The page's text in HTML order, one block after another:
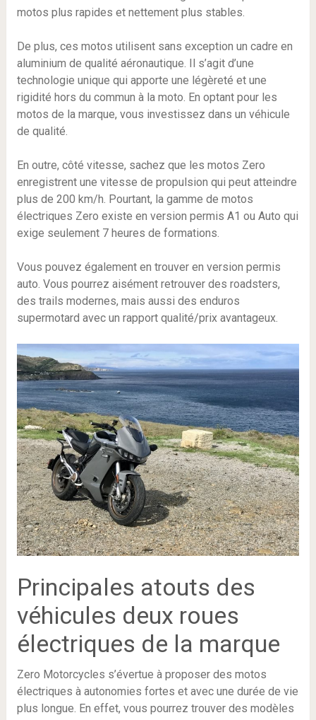
motos plus rapides et nettement plus stables.
De plus, ces motos utilisent sans exception un cadre en
aluminium de qualité aéronautique. Il s’agit d’une
technologie unique qui apporte une légèreté et une
rigidité hors du commun à la moto. En optant pour les
motos de la marque, vous investissez dans un véhicule
de qualité.
En outre, côté vitesse, sachez que les motos Zero
enregistrent une vitesse de propulsion qui peut atteindre
plus de 200 km/h. Pourtant, la gamme de motos
électriques Zero existe en version permis A1 ou Auto qui
exige seulement 7 heures de formations.
Vous pouvez également en trouver en version permis
auto. Vous pourrez aisément retrouver des roadsters,
des trails modernes, mais aussi des enduros
supermotard avec un rapport qualité/prix avantageux.
Principales atouts des
véhicules deux roues
électriques de la marque
Zero Motorcycles s’évertue à proposer des motos
électriques à autonomies fortes et avec une durée de vie
plus longue. En effet, vous pourrez trouver des modèles